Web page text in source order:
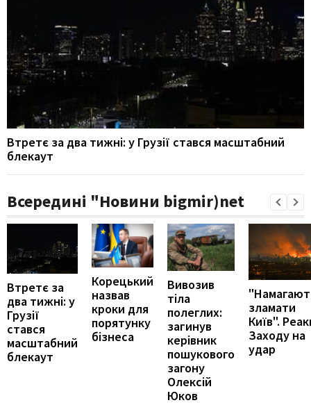
Втретє за два тижні: у Грузії стався масштабний
блекаут
Всередині "Новини bigmir)net
Втретє за
два тижні: у
Грузії
стався
масштабний
блекаут
Корецький
назвав
кроки для
порятунку
бізнеса
Вивозив
тіла
полеглих:
загинув
керівник
пошукового
загону
Олексій
Юков
зламати
Київ".
Заходу на
удар